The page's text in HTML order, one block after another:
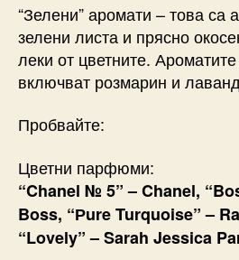
“Зелени” аромати – това са
зелени листа и прясно
леки от цветните.
включват розмарин и
Пробвайте:
Цветни парфюми:
“Chanel № 5” – Chanel,
Boss, “Рure Turquoise” –
“Lovely” – Sarah Jessica